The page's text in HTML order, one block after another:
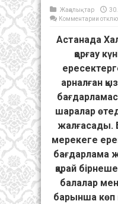
Жаңалықтар
Комментарии к
қорғау
күні
Астанада
қорғау
арналған
шаралар
жалғасады.
мерекеге
бағдарлама
қарай
балалар
барынша көп